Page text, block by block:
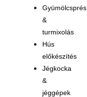
Gyümölcsprés
&
turmixolás
Hús
előkészítés
Jégkocka
&
jéggépek